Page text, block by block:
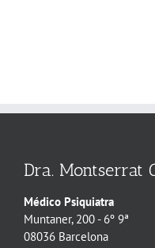
Dra. Montserrat
Médico Psiquiatra
Muntaner, 200 - 6º 9ª
08036 Barcelona